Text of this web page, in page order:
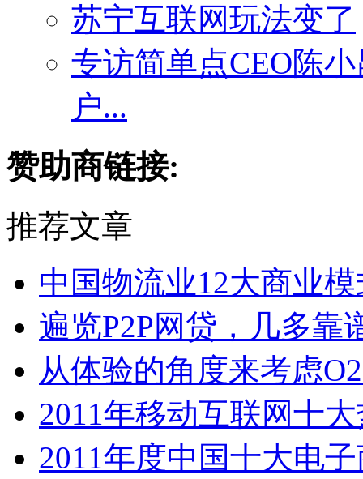
苏宁互联网玩法变了
专访简单点CEO陈
户...
赞助商链接:
推荐文章
中国物流业12大商业
遍览P2P网贷，几多靠
从体验的角度来考虑
2011年移动互联网十
2011年度中国十大电